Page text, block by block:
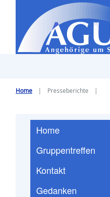
Home Presseberichte
Home
Gruppentreffen
Kontakt
Gedanken